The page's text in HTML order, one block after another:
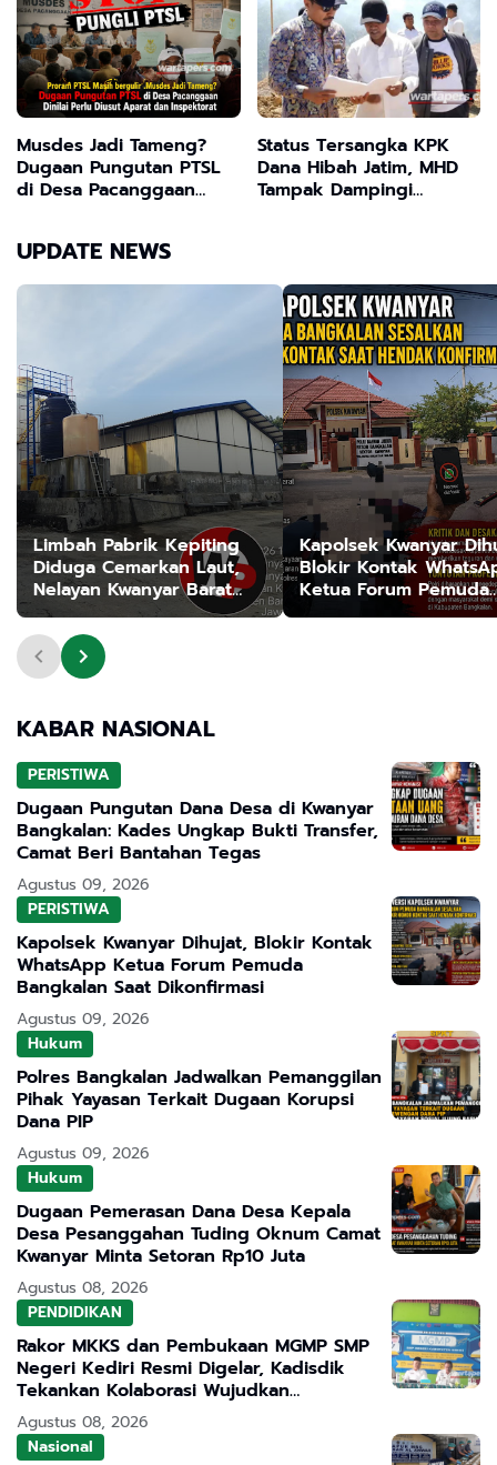
Musdes Jadi Tameng?
Dugaan Pungutan PTSL
di Desa Pacanggaan
Status Tersangka KPK
Dana Hibah Jatim, MHD
Tampak Dampingi
UPDATE NEWS
Limbah Pabrik Kepiting
Diduga Cemarkan Laut,
Nelayan Kwanyar Barat
Bangkalan Desak DLH
Turun Tangan
Kapolsek Kwanyar
Blokir Kontak
Ketua Forum Pemuda
Bangkalan Saat
KABAR NASIONAL
PERISTIWA
Dugaan Pungutan Dana Desa di Kwanyar
Bangkalan: Kades Ungkap Bukti Transfer,
Camat Beri Bantahan Tegas
Agustus 09, 2026
PERISTIWA
Kapolsek Kwanyar Dihujat, Blokir Kontak
WhatsApp Ketua Forum Pemuda
Bangkalan Saat Dikonfirmasi
Agustus 09, 2026
Hukum
Polres Bangkalan Jadwalkan Pemanggilan
Pihak Yayasan Terkait Dugaan Korupsi
Dana PIP
Agustus 09, 2026
Hukum
Dugaan Pemerasan Dana Desa Kepala
Desa Pesanggahan Tuding Oknum Camat
Kwanyar Minta Setoran Rp10 Juta
Agustus 08, 2026
PENDIDIKAN
Rakor MKKS dan Pembukaan MGMP SMP
Negeri Kediri Resmi Digelar, Kadisdik
Tekankan Kolaborasi Wujudkan
Pendidikan Bermutu
Agustus 08, 2026
Nasional